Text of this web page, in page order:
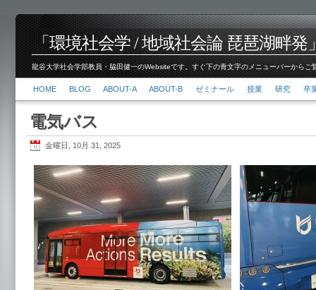
「環境社会学 / 地域社会論 琵琶湖畔発
龍谷大学社会学部教員・脇田健一のWebsiteです。すぐ下の青文字のメニューバーから
HOME BLOG ABOUT-A ABOUT-B ゼミナール 授業 研究 卒
電気バス
金曜日, 10月 31, 2025